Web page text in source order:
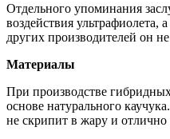
Отдельного упоминания
воздействия
других производителей он
Материалы
При производстве
основе натурального
не скрипит в жару и отлично